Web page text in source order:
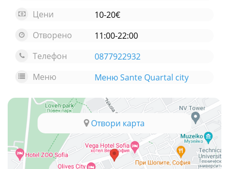
Цени
10-20€
Отворено
11:00-22:00
Телефон
0877922932
Меню
Меню Sante Quartal city
Отвори карта